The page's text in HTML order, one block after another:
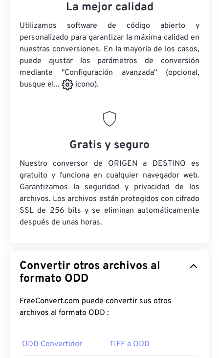
La mejor calidad
Utilizamos software de código abierto y
personalizado para garantizar la máxima calidad en
nuestras conversiones. En la mayoría de los casos,
puede ajustar los parámetros de conversión
mediante "Configuración avanzada" (opcional,
busque el...
icono).
Gratis y seguro
Nuestro conversor de ORIGEN a DESTINO es
gratuito y funciona en cualquier navegador web.
Garantizamos la seguridad y privacidad de los
archivos. Los archivos están protegidos con cifrado
SSL de 256 bits y se eliminan automáticamente
después de unas horas.
Convertir otros archivos al
formato ODD
FreeConvert.com puede convertir sus otros
archivos al formato ODD :
ODD Convertidor TIFF a ODD